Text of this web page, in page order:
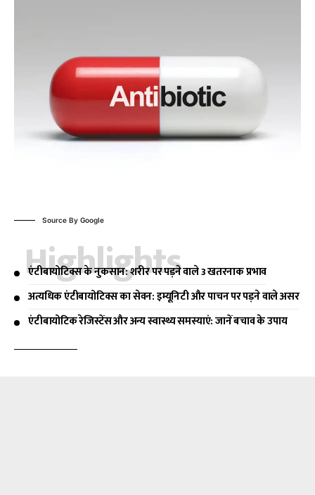
Source By Google
Highlights
एंटीबायोटिक्स के नुकसान: शरीर पर पड़ने वाले 3 खतरनाक प्रभाव
अत्यधिक एंटीबायोटिक्स का सेवन: इम्यूनिटी और पाचन पर पड़ने वाले असर
एंटीबायोटिक रेजिस्टेंस और अन्य स्वास्थ्य समस्याएं: जानें बचाव के उपाय